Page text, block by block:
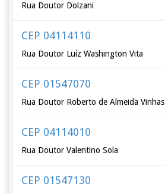
Rua Doutor Dolzani
CEP 04114110
Rua Doutor Luíz Washington Vita
CEP 01547070
Rua Doutor Roberto de Almeida Vinhas
CEP 04114010
Rua Doutor Valentino Sola
CEP 01547130